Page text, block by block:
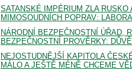
SATANSKÉ IMPÉRIUM ZLA
MIMOSOUDNÍCH POPRAV:
NÁRODNÍ BEZPEČNOSTNÍ ÚŘAD,
BEZPEČNOSTNÍ PROVĚRKY:
NEJOSTUDNĚJŠÍ KAPITOLA
MÁLO A JEŠTĚ MÉNĚ CHCEME